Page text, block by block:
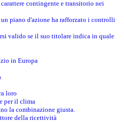
contingente e transitorio nei
piano d'azione ha rafforzato i controlli
valido se il suo titolare indica in quale
in Europa
loro
per il clima
la combinazione giusta.
della ricettività